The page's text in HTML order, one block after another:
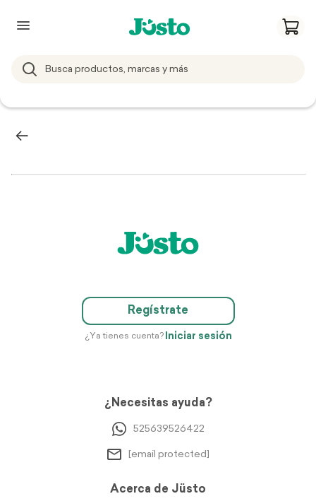
Regístrate
¿Ya tienes cuenta? Iniciar sesión
¿Necesitas ayuda?
525639526422
[email protected]
Acerca de Jüsto